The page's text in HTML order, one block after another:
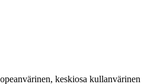
keskiosa kullanvärinen